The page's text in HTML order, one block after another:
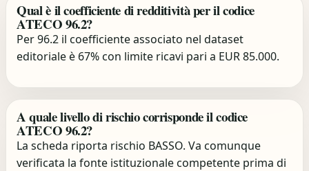
Qual è il coefficiente di redditività per il codice
ATECO 96.2?
Per 96.2 il coefficiente associato nel dataset
editoriale è 67% con limite ricavi pari a EUR 85.000.
A quale livello di rischio corrisponde il codice
ATECO 96.2?
La scheda riporta rischio BASSO. Va comunque
verificata la fonte istituzionale competente prima di